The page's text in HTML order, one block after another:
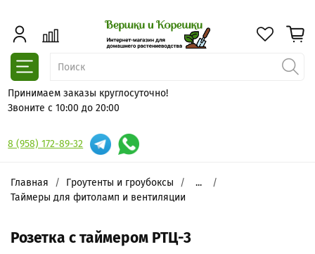
Принимаем заказы круглосуточно!
Звоните с 10:00 до 20:00
8 (958) 172-89-32
Главная Гроутенты и гроубоксы
...
Таймеры для фитоламп и вентиляции
Розетка с таймером РТЦ-3